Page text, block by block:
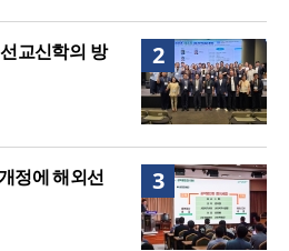
2
교신학의 방
3
정에 해외선